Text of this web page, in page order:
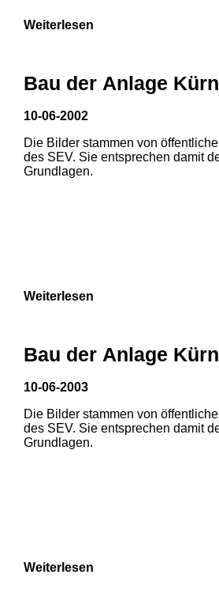
Weiterlesen
Bau der Anlage
10-06-2002
Die Bilder stammen von
des SEV. Sie entsprechen damit
Grundlagen.
Weiterlesen
Bau der Anlage
10-06-2003
Die Bilder stammen von
des SEV. Sie entsprechen damit
Grundlagen.
Weiterlesen